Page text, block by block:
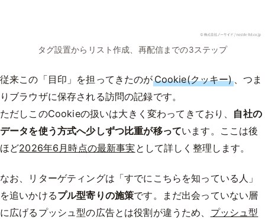
タグ設置からリスト作成、再配信までの3ステップ
従来この「目印」を担ってきたのがCookie(クッキー)、つま
りブラウザに保存される訪問の記録です。
ただしこのCookieの扱いは大きく変わってきており、 自社の
データを使う方式へ少しずつ比重が移っています。ここは後
ほど2026年6月時点の最新事実 として詳しく整理します。
なお、リターゲティングは「すでにこちらを知っている人」
を追いかけるプル型寄りの施策です。まだ出会っていない層
に広げるプッシュ型の広告とは役割が違うため、 プッシュ型